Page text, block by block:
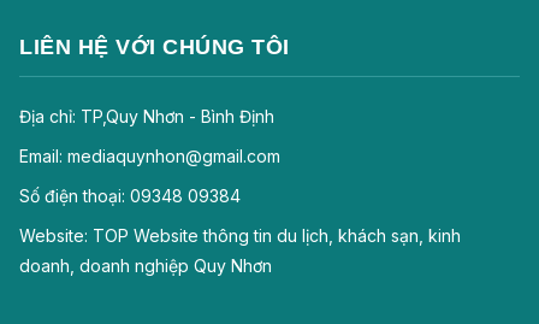
LIÊN HỆ VỚI CHÚNG TÔI
Địa chỉ: TP,Quy Nhơn - Bình Định
Email: mediaquynhon@gmail.com
Số điện thoại: 09348 09384
Website: TOP Website thông tin du lịch, khách sạn, kinh
doanh, doanh nghiệp Quy Nhơn